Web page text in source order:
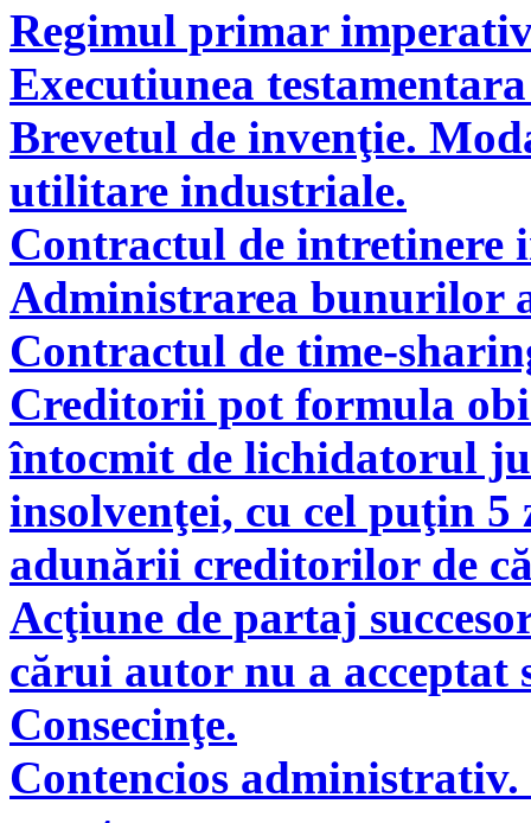
Regimul primar
Executiunea
Brevetul de invenţie.
utilitare industriale.
Contractul de intretinere
Administrarea bunurilor
Contractul de time-
Creditorii pot formula
întocmit de lichidatorul
insolvenţei, cu cel puţin
adunării creditorilor de
Acţiune de partaj
cărui autor nu a acceptat
Consecinţe.
Contencios